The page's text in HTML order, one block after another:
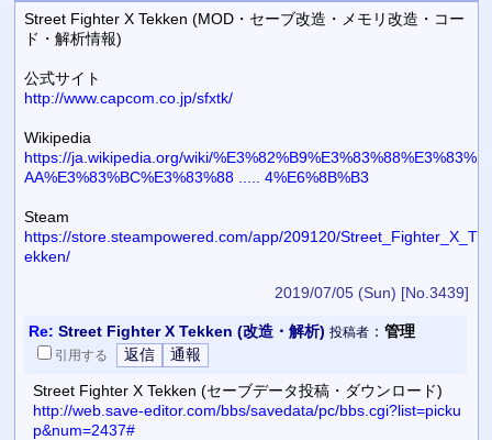
Street Fighter X Tekken (MOD・セーブ改造・メモリ改造・コー
ド・解析情報)
公式サイト
http://www.capcom.co.jp/sfxtk/
Wikipedia
https://ja.wikipedia.org/wiki/%E3%82%B9%E3%83%88%E3%83%
AA%E3%83%BC%E3%83%88 ..... 4%E6%8B%B3
Steam
https://store.steampowered.com/app/209120/Street_Fighter_X_T
ekken/
2019/07/05 (Sun) [No.3439]
Re: Street Fighter X Tekken (改造・解析) 投稿者： 管理
引用する
Street Fighter X Tekken (セーブデータ投稿・ダウンロード)
http://web.save-editor.com/bbs/savedata/pc/bbs.cgi?list=picku
p&num=2437#